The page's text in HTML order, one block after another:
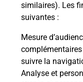
similaires). Les
suivantes :
Mesure
suivre la
Analyse et
Comment
modification
Comment La
à votre